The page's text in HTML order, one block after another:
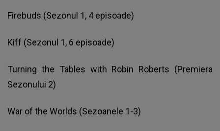
Firebuds (Sezonul 1, 4 episoade)
Kiff (Sezonul 1, 6 episoade)
Turning the Tables with Robin Roberts (Premiera
Sezonului 2)
War of the Worlds (Sezoanele 1-3)